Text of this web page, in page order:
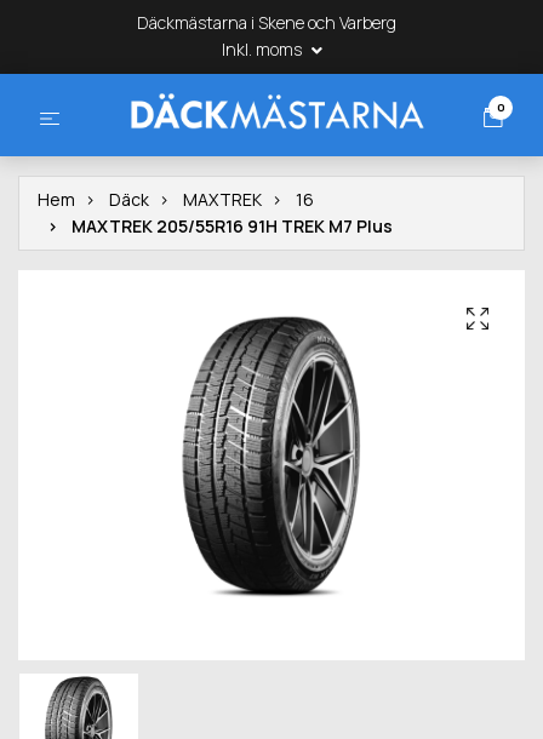
Däckmästarna i Skene och Varberg
Inkl. moms
0
Hem Däck MAXTREK
16
MAXTREK 205/55R16 91H TREK M7 Plus